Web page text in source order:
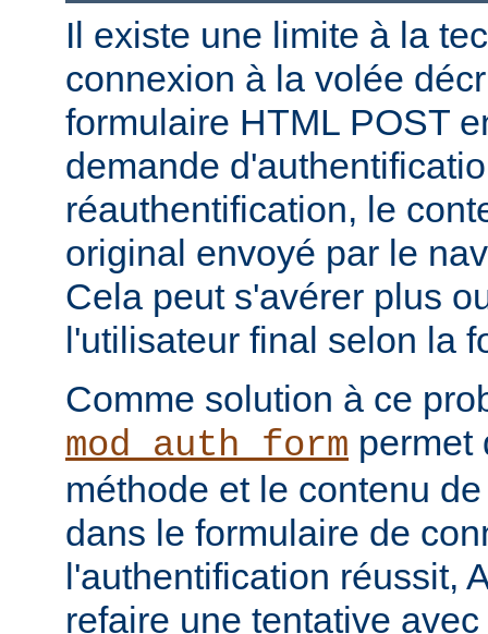
Il existe une limite à la
connexion à la volée
formulaire HTML POST
demande
réauthentification, le
original envoyé par le
Cela peut s'avérer plus
l'utilisateur final selon la
Comme solution à ce
mod_auth_form permet
méthode et le contenu
dans le formulaire de
l'authentification réussit,
refaire une tentative